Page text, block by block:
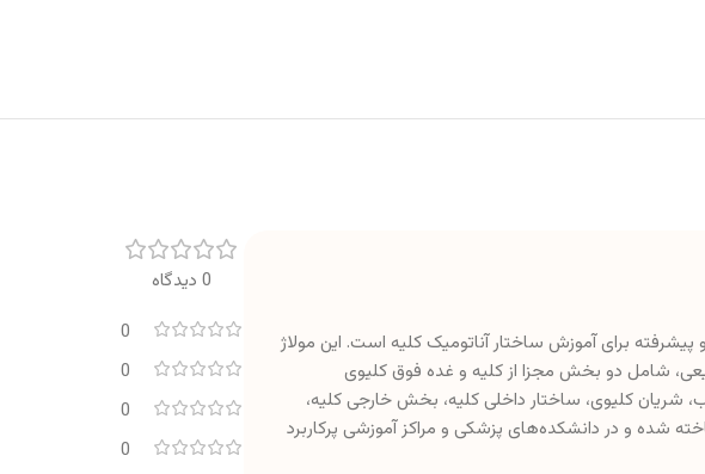
برای آموزش ساختار آناتومیک کلیه است. این مولاژ
از اندازه طبیعی، شامل دو بخش مجزا از کلیه و غده فوق کلیوی
شریان کلیوی، ساختار داخلی کلیه، بخش خارجی کلیه،
شده و در دانشکده‌های پزشکی و مراکز آموزشی پرکاربرد
0 دیدگاه
0
0
0
0